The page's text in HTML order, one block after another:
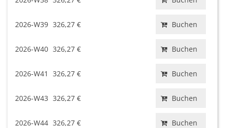
2026-W39 326,27 € Buchen
2026-W40 326,27 € Buchen
2026-W41 326,27 € Buchen
2026-W43 326,27 € Buchen
2026-W44 326,27 € Buchen